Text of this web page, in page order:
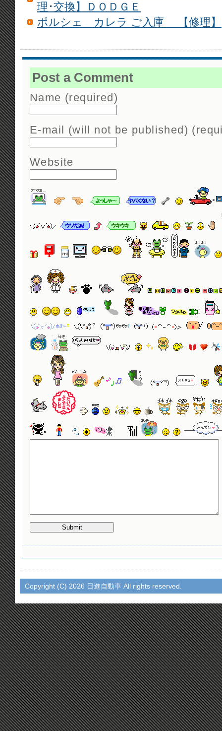
理･交換】ＤＯＤＧＥ
ポルシェ カレラ ご入庫 【修理】
Post a Comment
Name (required)
E-mail (will not be published)
Website
Copyright (C) 2026 日進自動車 All rights reserved.